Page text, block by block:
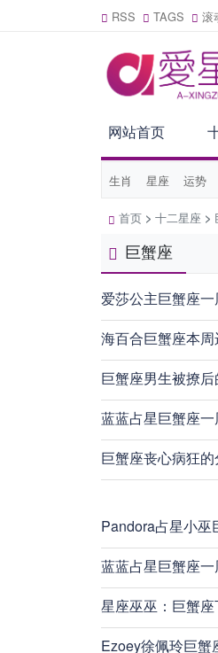
RSS TAGS 滚
网站首页
生肖 星座 运势
首页 > 十二星座 >
巨蟹座
爱莎公主巨蟹座一
海百合巨蟹座本周
巨蟹座男生被撩
蓝蓝占星巨蟹座一
巨蟹座丧心病狂
Pandora占星小巫
蓝蓝占星巨蟹座一
星座巫巫：巨蟹座
Ezoey徐佩玲巨蟹